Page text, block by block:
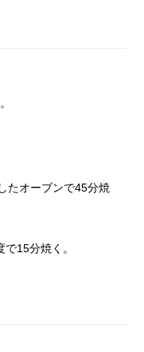
たオーブンで45分焼
15分焼く。